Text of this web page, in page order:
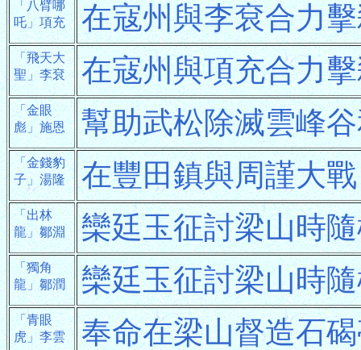
「八臂哪
吒」項充
在寇州與李袞合力
「飛天大
聖」李袞
在寇州與項充合力
「金眼
彪」施恩
幫助武松除滅雲峰
「金錢豹
子」湯隆
在豐田鎮與周謹大
「出林
龍」鄒淵
欒廷玉征討梁山時
「獨角
龍」鄒潤
欒廷玉征討梁山時
「青眼
虎」李雲
奉命在梁山督造石